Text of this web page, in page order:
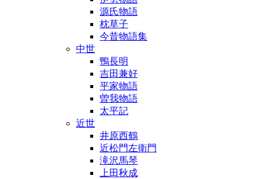
源氏物語
枕草子
今昔物語集
中世
鴨長明
吉田兼好
平家物語
曽我物語
太平記
近世
井原西鶴
近松門左衛門
滝沢馬琴
上田秋成